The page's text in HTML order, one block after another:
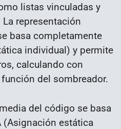
listas vinculadas y
representación
basa completamente
individual) y permite
calculando con
del sombreador.
del código se basa
(Asignación estática